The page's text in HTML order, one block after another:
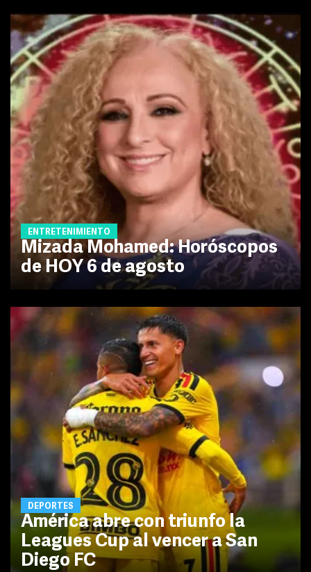
ENTRETENIMIENTO
Mizada Mohamed: Horóscopos
de HOY 6 de agosto
DEPORTES
América abre con triunfo la
Leagues Cup al vencer a San
Diego FC